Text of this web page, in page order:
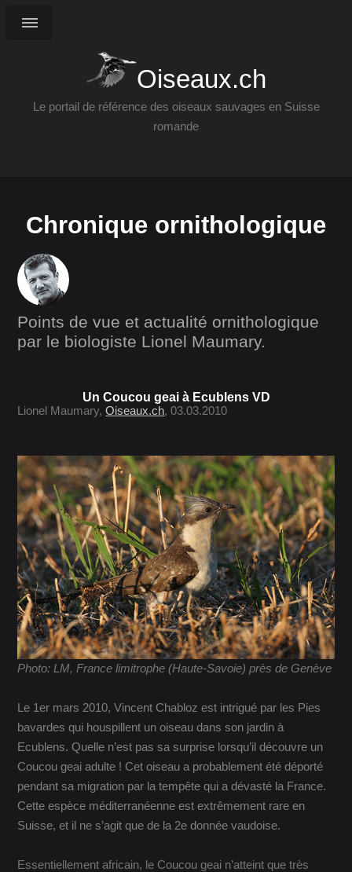
Oiseaux.ch
Le portail de référence des oiseaux sauvages en Suisse
romande
Chronique ornithologique
Points de vue et actualité ornithologique
par le biologiste Lionel Maumary.
Un Coucou geai à Ecublens VD
Lionel Maumary,Oiseaux.ch, 03.03.2010
Photo: LM, France limitrophe (Haute-Savoie) près de Genève
Le 1er mars 2010, Vincent Chabloz est intrigué par les Pies
bavardes qui houspillent un oiseau dans son jardin à
Ecublens. Quelle n’est pas sa surprise lorsqu’il découvre un
Coucou geai adulte ! Cet oiseau a probablement été déporté
pendant sa migration par la tempête qui a dévasté la France.
Cette espèce méditerranéenne est extrêmement rare en
Suisse, et il ne s’agit que de la 2e donnée vaudoise.
Essentiellement africain, le Coucou geai n’atteint que très